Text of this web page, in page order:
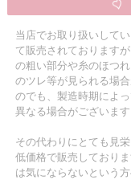
当店でお取り扱いして
て販売されております
の粗い部分や糸のほつ
のツレ等が見られる場
のでも、製造時期によ
異なる場合がございます
その代わりにとても見
低価格で販売しており
は気にならないという